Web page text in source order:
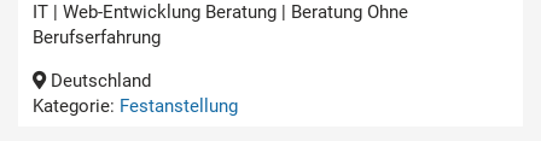
IT | Web-Entwicklung Beratung | Beratung Ohne
Berufserfahrung
Deutschland
Kategorie: Festanstellung